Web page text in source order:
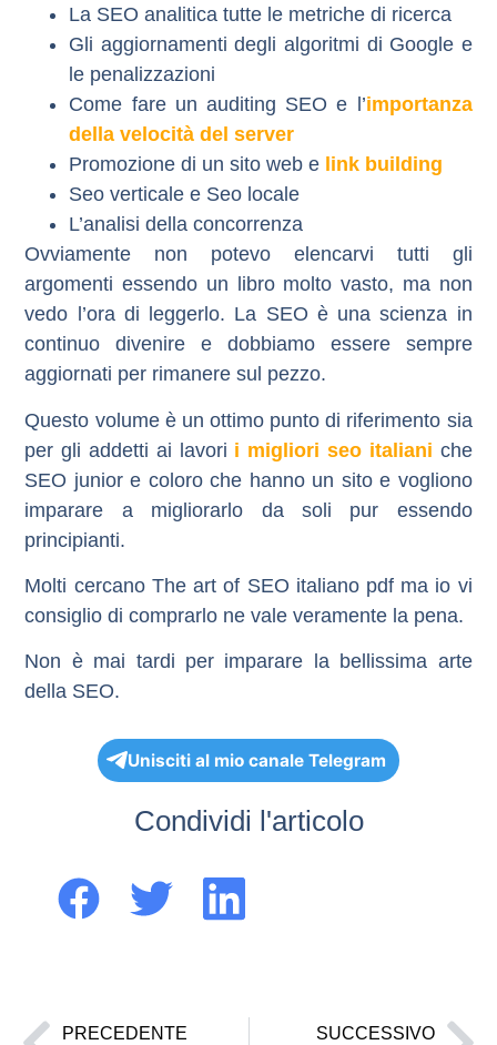
La SEO analitica tutte le metriche di ricerca
Gli aggiornamenti degli algoritmi di Google e
le penalizzazioni
Come fare un auditing SEO e l’importanza
della velocità del server
Promozione di un sito web e link building
Seo verticale e Seo locale
L’analisi della concorrenza
Ovviamente non potevo elencarvi tutti gli
argomenti essendo un libro molto vasto, ma non
vedo l’ora di leggerlo. La SEO è una scienza in
continuo divenire e dobbiamo essere sempre
aggiornati per rimanere sul pezzo.
Questo volume è un ottimo punto di riferimento sia
per gli addetti ai lavori i migliori seo italiani che
SEO junior e coloro che hanno un sito e vogliono
imparare a migliorarlo da soli pur essendo
principianti.
Molti cercano The art of SEO italiano pdf ma io vi
consiglio di comprarlo ne vale veramente la pena.
Non è mai tardi per imparare la bellissima arte
della SEO.
Unisciti al mio canale Telegram
Condividi l'articolo
PRECEDENTE SUCCESSIVO